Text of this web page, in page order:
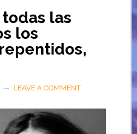
las
los
LEAVE A COMMENT